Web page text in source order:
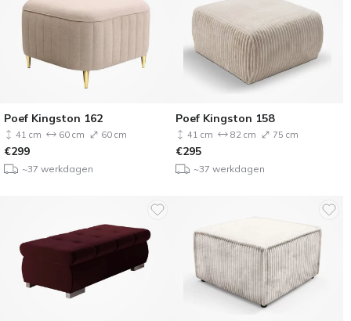
Poef Kingston 162
41 cm 60 cm 60 cm
€299
~37 werkdagen
Poef Kingston 158
41 cm 82 cm 75 cm
€295
~37 werkdagen